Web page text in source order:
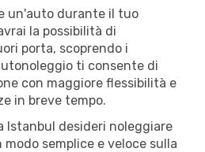
un'auto durante il tuo
la possibilità di
porta, scoprendo i
ti consente di
con maggiore flessibilità e
in breve tempo.
Istanbul desideri noleggiare
semplice e veloce sulla